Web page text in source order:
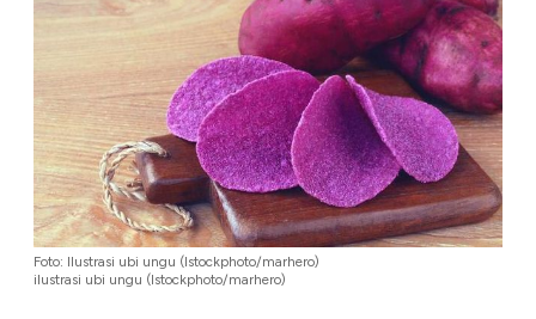
Foto: Ilustrasi ubi ungu (Istockphoto/marhero)
ilustrasi ubi ungu (Istockphoto/marhero)